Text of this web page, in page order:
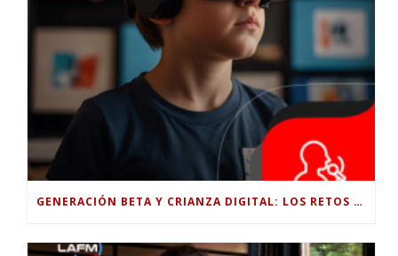
GENERACIÓN BETA Y CRIANZA DIGITAL: LOS RETOS DE CRIAR HIJOS EN LA ERA DE LA INTELIGENCIA ARTIFICIAL